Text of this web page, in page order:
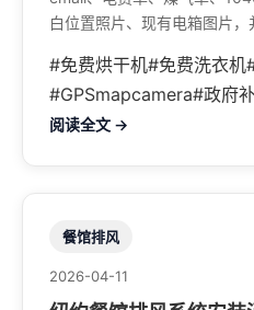
白位置照片、现有电箱图片
#免费烘干机#免费洗衣机
#GPSmapcamera#政府
阅读全文 →
餐馆排风
2026-04-11